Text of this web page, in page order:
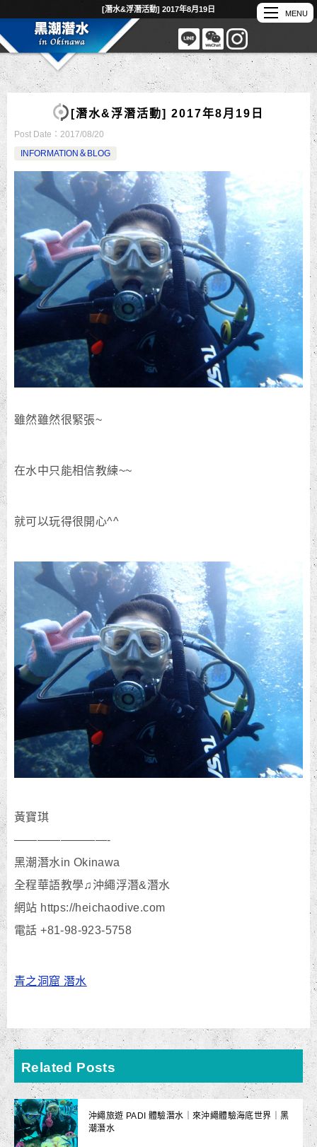
[潛水&浮潛活動] 2017年8月19日
[潛水&浮潛活動] 2017年8月19日
Post Date： 2017/08/20
INFORMATION＆BLOG
雖然雖然很緊張~
在水中只能相信教練~~
就可以玩得很開心^^
黃寶琪
————————-
黑潮潛水in Okinawa
全程華語教學♫沖繩浮潛&潛水
網站 https://heichaodive.com
電話 +81-98-923-5758
青之洞窟 潛水
Related Posts
沖繩旅遊 PADI 體驗潛水｜來沖繩體驗海底世界｜黑
潮潛水